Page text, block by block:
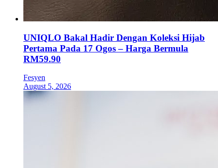
UNIQLO Bakal Hadir Dengan Koleksi Hijab
Pertama Pada 17 Ogos – Harga Bermula
RM59.90
Fesyen
August 5, 2026